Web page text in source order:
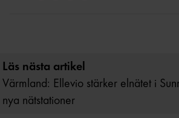
Läs nästa artikel
Värmland: Ellevio stärker elnätet i
nya nätstationer